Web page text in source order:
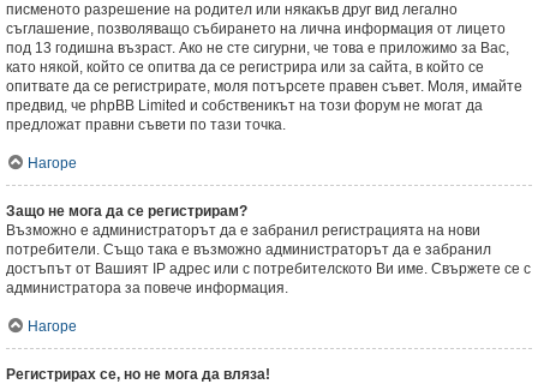
писменото разрешение на родител или някакъв друг вид легално
съглашение, позволяващо събирането на лична информация от лицето
под 13 годишна възраст. Ако не сте сигурни, че това е приложимо за Вас,
като някой, който се опитва да се регистрира или за сайта, в който се
опитвате да се регистрирате, моля потърсете правен съвет. Моля, имайте
предвид, че phpBB Limited и собственикът на този форум не могат да
предложат правни съвети по тази точка.
Нагоре
Защо не мога да се регистрирам?
Възможно е администраторът да е забранил регистрацията на нови
потребители. Също така е възможно администраторът да е забранил
достъпът от Вашият IP адрес или с потребителското Ви име. Свържете се с
администратора за повече информация.
Нагоре
Регистрирах се, но не мога да вляза!